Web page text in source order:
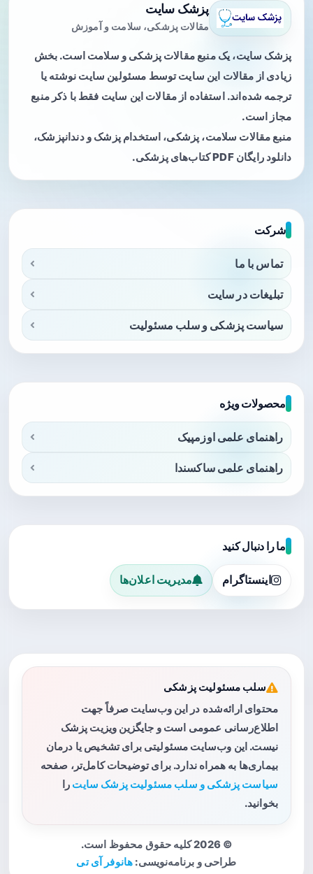
پزشک سایت
مقالات پزشکی، سلامت و آموزش
پزشک سایت، یک منبع مقالات پزشکی و سلامت است. بخش
زیادی از مقالات این سایت توسط مسئولین سایت نوشته یا
ترجمه شده‌اند. استفاده از مقالات این سایت فقط با ذکر منبع
مجاز است.
منبع مقالات سلامت، پزشکی، استخدام پزشک و دندانپزشک،
دانلود رایگان PDF کتاب‌های پزشکی.
شرکت
تماس با ما
تبلیغات در سایت
سیاست پزشکی و سلب مسئولیت
محصولات ویژه
راهنمای علمی اوزمپیک
راهنمای علمی ساکسندا
ما را دنبال کنید
اینستاگرام مدیریت اعلان‌ها
سلب مسئولیت پزشکی
محتوای ارائه‌شده در این وب‌سایت صرفاً جهت
اطلاع‌رسانی عمومی است و جایگزین ویزیت پزشک
نیست. این وب‌سایت مسئولیتی برای تشخیص یا درمان
بیماری‌ها به همراه ندارد. برای توضیحات کامل‌تر، صفحه
سیاست پزشکی و سلب مسئولیت پزشک سایت را
بخوانید.
© 2026 کلیه حقوق محفوظ است.
طراحی و برنامه‌نویسی: هانوفر آی تی